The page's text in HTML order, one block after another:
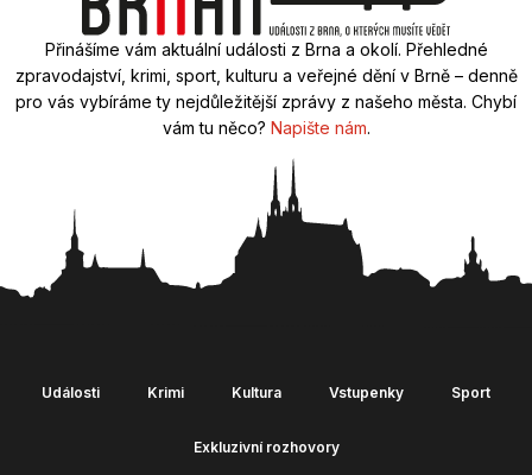
Přinášíme vám aktuální události z Brna a okolí. Přehledné
zpravodajství, krimi, sport, kulturu a veřejné dění v Brně – denně
pro vás vybíráme ty nejdůležitější zprávy z našeho města. Chybí
vám tu něco? Napište nám.
Události Krimi Kultura Vstupenky Sport
Exkluzivní rozhovory